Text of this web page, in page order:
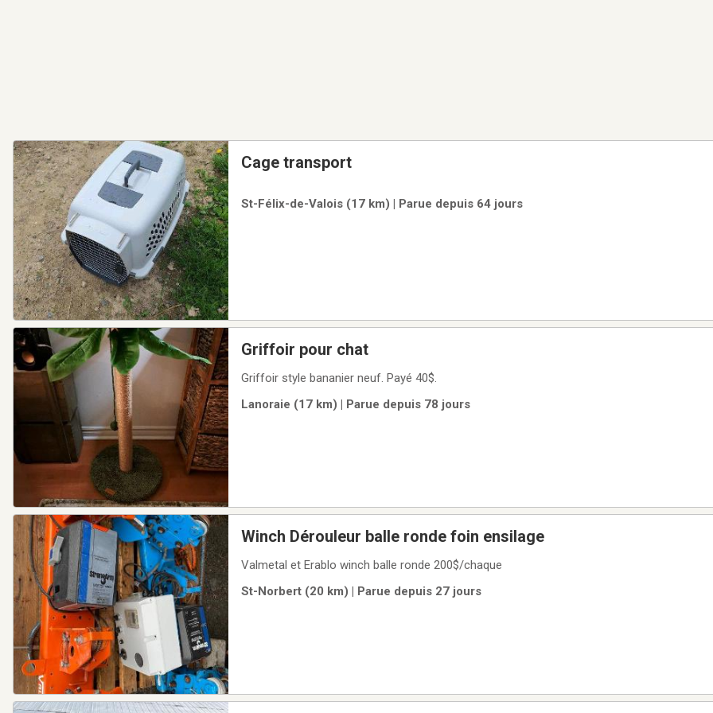
Cage transport
St-Félix-de-Valois (17 km) | Parue depuis 64 jours
Griffoir pour chat
Griffoir style bananier neuf. Payé 40$.
Lanoraie (17 km) | Parue depuis 78 jours
Winch Dérouleur balle ronde foin ensilage
Valmetal et Erablo winch balle ronde 200$/chaque
St-Norbert (20 km) | Parue depuis 27 jours